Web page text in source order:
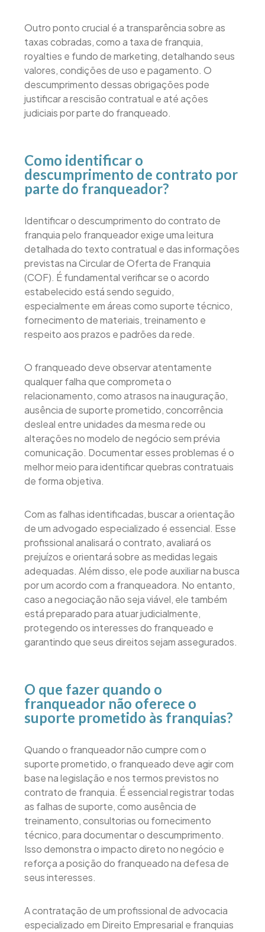
Outro ponto crucial é a transparência sobre as
taxas cobradas, como a taxa de franquia,
royalties e fundo de marketing, detalhando seus
valores, condições de uso e pagamento. O
descumprimento dessas obrigações pode
justificar a rescisão contratual e até ações
judiciais por parte do franqueado.
Como identificar o
descumprimento de contrato por
parte do franqueador?
Identificar o descumprimento do contrato de
franquia pelo franqueador exige uma leitura
detalhada do texto contratual e das informações
previstas na Circular de Oferta de Franquia
(COF). É fundamental verificar se o acordo
estabelecido está sendo seguido,
especialmente em áreas como suporte técnico,
fornecimento de materiais, treinamento e
respeito aos prazos e padrões da rede.
O franqueado deve observar atentamente
qualquer falha que comprometa o
relacionamento, como atrasos na inauguração,
ausência de suporte prometido, concorrência
desleal entre unidades da mesma rede ou
alterações no modelo de negócio sem prévia
comunicação. Documentar esses problemas é o
melhor meio para identificar quebras contratuais
de forma objetiva.
Com as falhas identificadas, buscar a orientação
de um advogado especializado é essencial. Esse
profissional analisará o contrato, avaliará os
prejuízos e orientará sobre as medidas legais
adequadas. Além disso, ele pode auxiliar na busca
por um acordo com a franqueadora. No entanto,
caso a negociação não seja viável, ele também
está preparado para atuar judicialmente,
protegendo os interesses do franqueado e
garantindo que seus direitos sejam assegurados.
O que fazer quando o
franqueador não oferece o
suporte prometido às franquias?
Quando o franqueador não cumpre com o
suporte prometido, o franqueado deve agir com
base na legislação e nos termos previstos no
contrato de franquia. É essencial registrar todas
as falhas de suporte, como ausência de
treinamento, consultorias ou fornecimento
técnico, para documentar o descumprimento.
Isso demonstra o impacto direto no negócio e
reforça a posição do franqueado na defesa de
seus interesses.
A contratação de um profissional de advocacia
especializado em Direito Empresarial e franquias